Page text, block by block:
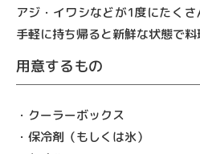
アジ・イワシなどが1度にたく
手軽に持ち帰ると新鮮な状態で料
用意するもの
・クーラーボックス
・保冷剤（もしくは氷）